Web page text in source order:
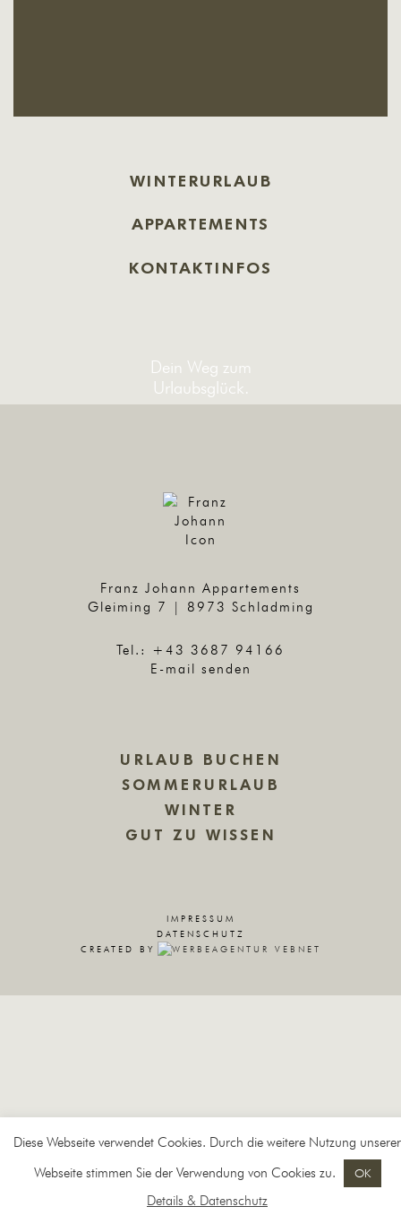
BUCHEN
WINTERURLAUB
APPARTEMENTS
KONTAKTINFOS
IMPRESSUM
DATENSCHUTZ
CREATED BY
Franz Johann Appartements
Gleiming 7 | 8973 Schladming
Tel.: +43 3687 94166
E-mail senden
URLAUB BUCHEN
SOMMERURLAUB
WINTER
GUT ZU WISSEN
Dein Weg zum
Urlaubsglück.
Diese Webseite verwendet Cookies. Durch die weitere Nutzung unserer
Webseite stimmen Sie der Verwendung von Cookies zu.
OK
Details & Datenschutz